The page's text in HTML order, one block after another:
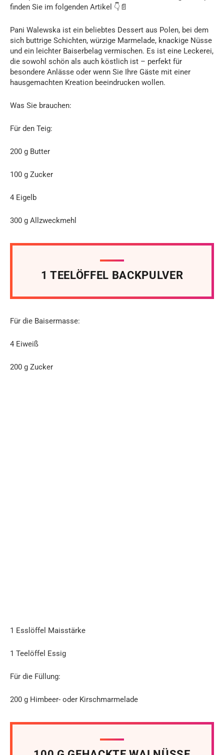
finden Sie im folgenden Artikel 👇📄
Pani Walewska ist ein beliebtes Dessert aus Polen, bei dem
sich buttrige Schichten, würzige Marmelade, knackige Nüsse
und ein leichter Baiserbelag vermischen. Es ist eine Leckerei,
die sowohl schön als auch köstlich ist – perfekt für
besondere Anlässe oder wenn Sie Ihre Gäste mit einer
hausgemachten Kreation beeindrucken wollen.
Was Sie brauchen:
Für den Teig:
200 g Butter
100 g Zucker
4 Eigelb
300 g Allzweckmehl
1 TEELÖFFEL BACKPULVER
Für die Baisermasse:
4 Eiweiß
200 g Zucker
1 Esslöffel Maisstärke
1 Teelöffel Essig
Für die Füllung:
200 g Himbeer- oder Kirschmarmelade